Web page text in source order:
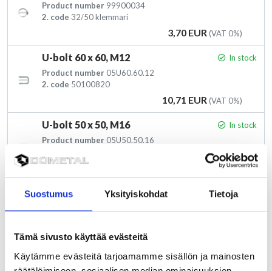
Suostumus Yksityiskohdat Tietoja
Tämä sivusto käyttää evästeitä
Käytämme evästeitä tarjoamamme sisällön ja mainosten
Product number 99900034
2. code 32/50 klemmari
Price
3,70 EUR(VAT 0%)
U-bolt 60 x 60, M12
In stock
Product number05U60.60.12
2. code 50100820
Price
10,71 EUR(VAT 0%)
U-bolt 50 x 50, M16
In stock
Product number05U50.50.16
(VAT 0%)
U-bolt 50 x 50, M12
In stock
Plate 50/16
In stock